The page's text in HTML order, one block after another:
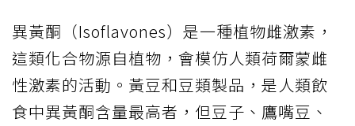
異黃酮（Isoflavones）是一種植物雌激素，
這類化合物源自植物，會模仿人類荷爾蒙雌
性激素的活動。黃豆和豆類製品，是人類飲
食中異黃酮含量最高者，但豆子、鷹嘴豆、